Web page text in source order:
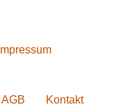
Impressum
AGB Kontakt